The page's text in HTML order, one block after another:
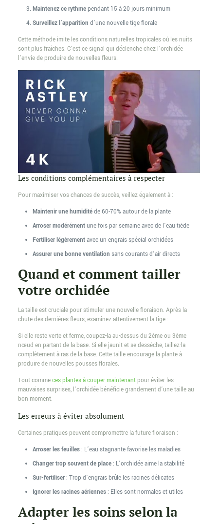
Maintenez ce rythmependant 15 à 20 jours minimum
Surveillez l’apparition d’une nouvelle tige florale
Cette méthode imite les conditions naturelles tropicales où les nuits
sont plus fraîches. C’est ce signal qui déclenche chez l’orchidée
l’envie de produire de nouvelles fleurs.
Les conditions complémentaires à respecter
Pour maximiser vos chances de succès, veillez également à :
Maintenir une humiditéde 60-70% autour de la plante
Arroser modérémentune fois par semaine avec de l’eau tiède
Fertiliser légèrementavec un engrais spécial orchidées
Assurer une bonne ventilation sans courants d’air directs
Quand et comment tailler
votre orchidée
La taille est cruciale pour stimuler une nouvelle floraison. Après la
chute des dernières fleurs, examinez attentivement la tige :
Si elle reste verte et ferme, coupez-la au-dessus du 2ème ou 3ème
nœud en partant de la base. Si elle jaunit et se dessèche, taillez-la
complètement à ras de la base. Cette taille encourage la plante à
produire de nouvelles pousses florales.
Tout commeces plantes à couper maintenantpour éviter les
mauvaises surprises, l’orchidée bénéficie grandement d’une taille au
bon moment.
Les erreurs à éviter absolument
Certaines pratiques peuvent compromettre la future floraison :
Arroser les feuilles: L’eau stagnante favorise les maladies
Changer trop souvent de place: L’orchidée aime la stabilité
Sur-fertiliser: Trop d’engrais brûle les racines délicates
Ignorer les racines aériennes: Elles sont normales et utiles
Adapter les soins selon la